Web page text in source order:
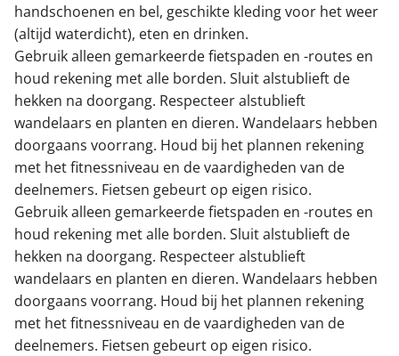
handschoenen en bel, geschikte kleding voor het weer
(altijd waterdicht), eten en drinken.
Gebruik alleen gemarkeerde fietspaden en -routes en
houd rekening met alle borden. Sluit alstublieft de
hekken na doorgang. Respecteer alstublieft
wandelaars en planten en dieren. Wandelaars hebben
doorgaans voorrang. Houd bij het plannen rekening
met het fitnessniveau en de vaardigheden van de
deelnemers. Fietsen gebeurt op eigen risico.
Gebruik alleen gemarkeerde fietspaden en -routes en
houd rekening met alle borden. Sluit alstublieft de
hekken na doorgang. Respecteer alstublieft
wandelaars en planten en dieren. Wandelaars hebben
doorgaans voorrang. Houd bij het plannen rekening
met het fitnessniveau en de vaardigheden van de
deelnemers. Fietsen gebeurt op eigen risico.